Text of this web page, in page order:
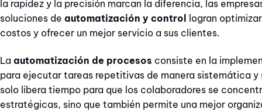
la rapidez y la precisión marcan la diferencia, las
soluciones de automatización y control logran
costos y ofrecer un mejor servicio a sus clientes.
La automatización de procesos consiste en la
para ejecutar tareas repetitivas de manera sistemática y
solo libera tiempo para que los colaboradores se
estratégicas, sino que también permite una mejor